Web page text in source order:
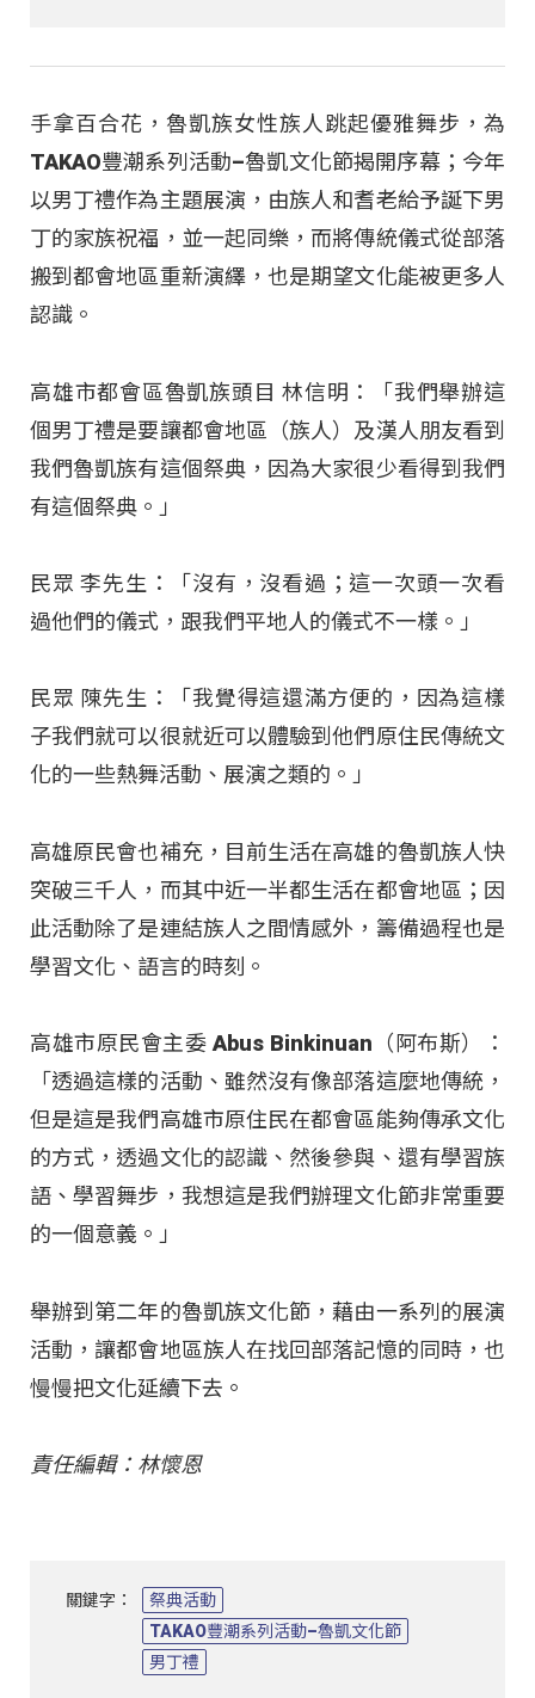
手拿百合花，魯凱族女性族人跳起優雅舞步，為
TAKAO豐潮系列活動–魯凱文化節揭開序幕；今年
以男丁禮作為主題展演，由族人和耆老給予誕下男
丁的家族祝福，並一起同樂，而將傳統儀式從部落
搬到都會地區重新演繹，也是期望文化能被更多人
認識。
高雄市都會區魯凱族頭目 林信明：「我們舉辦這
個男丁禮是要讓都會地區（族人）及漢人朋友看到
我們魯凱族有這個祭典，因為大家很少看得到我們
有這個祭典。」
民眾 李先生：「沒有，沒看過；這一次頭一次看
過他們的儀式，跟我們平地人的儀式不一樣。」
民眾 陳先生：「我覺得這還滿方便的，因為這樣
子我們就可以很就近可以體驗到他們原住民傳統文
化的一些熱舞活動、展演之類的。」
高雄原民會也補充，目前生活在高雄的魯凱族人快
突破三千人，而其中近一半都生活在都會地區；因
此活動除了是連結族人之間情感外，籌備過程也是
學習文化、語言的時刻。
高雄市原民會主委 Abus Binkinuan（阿布斯）：
「透過這樣的活動、雖然沒有像部落這麼地傳統，
但是這是我們高雄市原住民在都會區能夠傳承文化
的方式，透過文化的認識、然後參與、還有學習族
語、學習舞步，我想這是我們辦理文化節非常重要
的一個意義。」
舉辦到第二年的魯凱族文化節，藉由一系列的展演
活動，讓都會地區族人在找回部落記憶的同時，也
慢慢把文化延續下去。
責任編輯：林懷恩
關鍵字：
祭典活動
TAKAO豐潮系列活動–魯凱文化節
男丁禮